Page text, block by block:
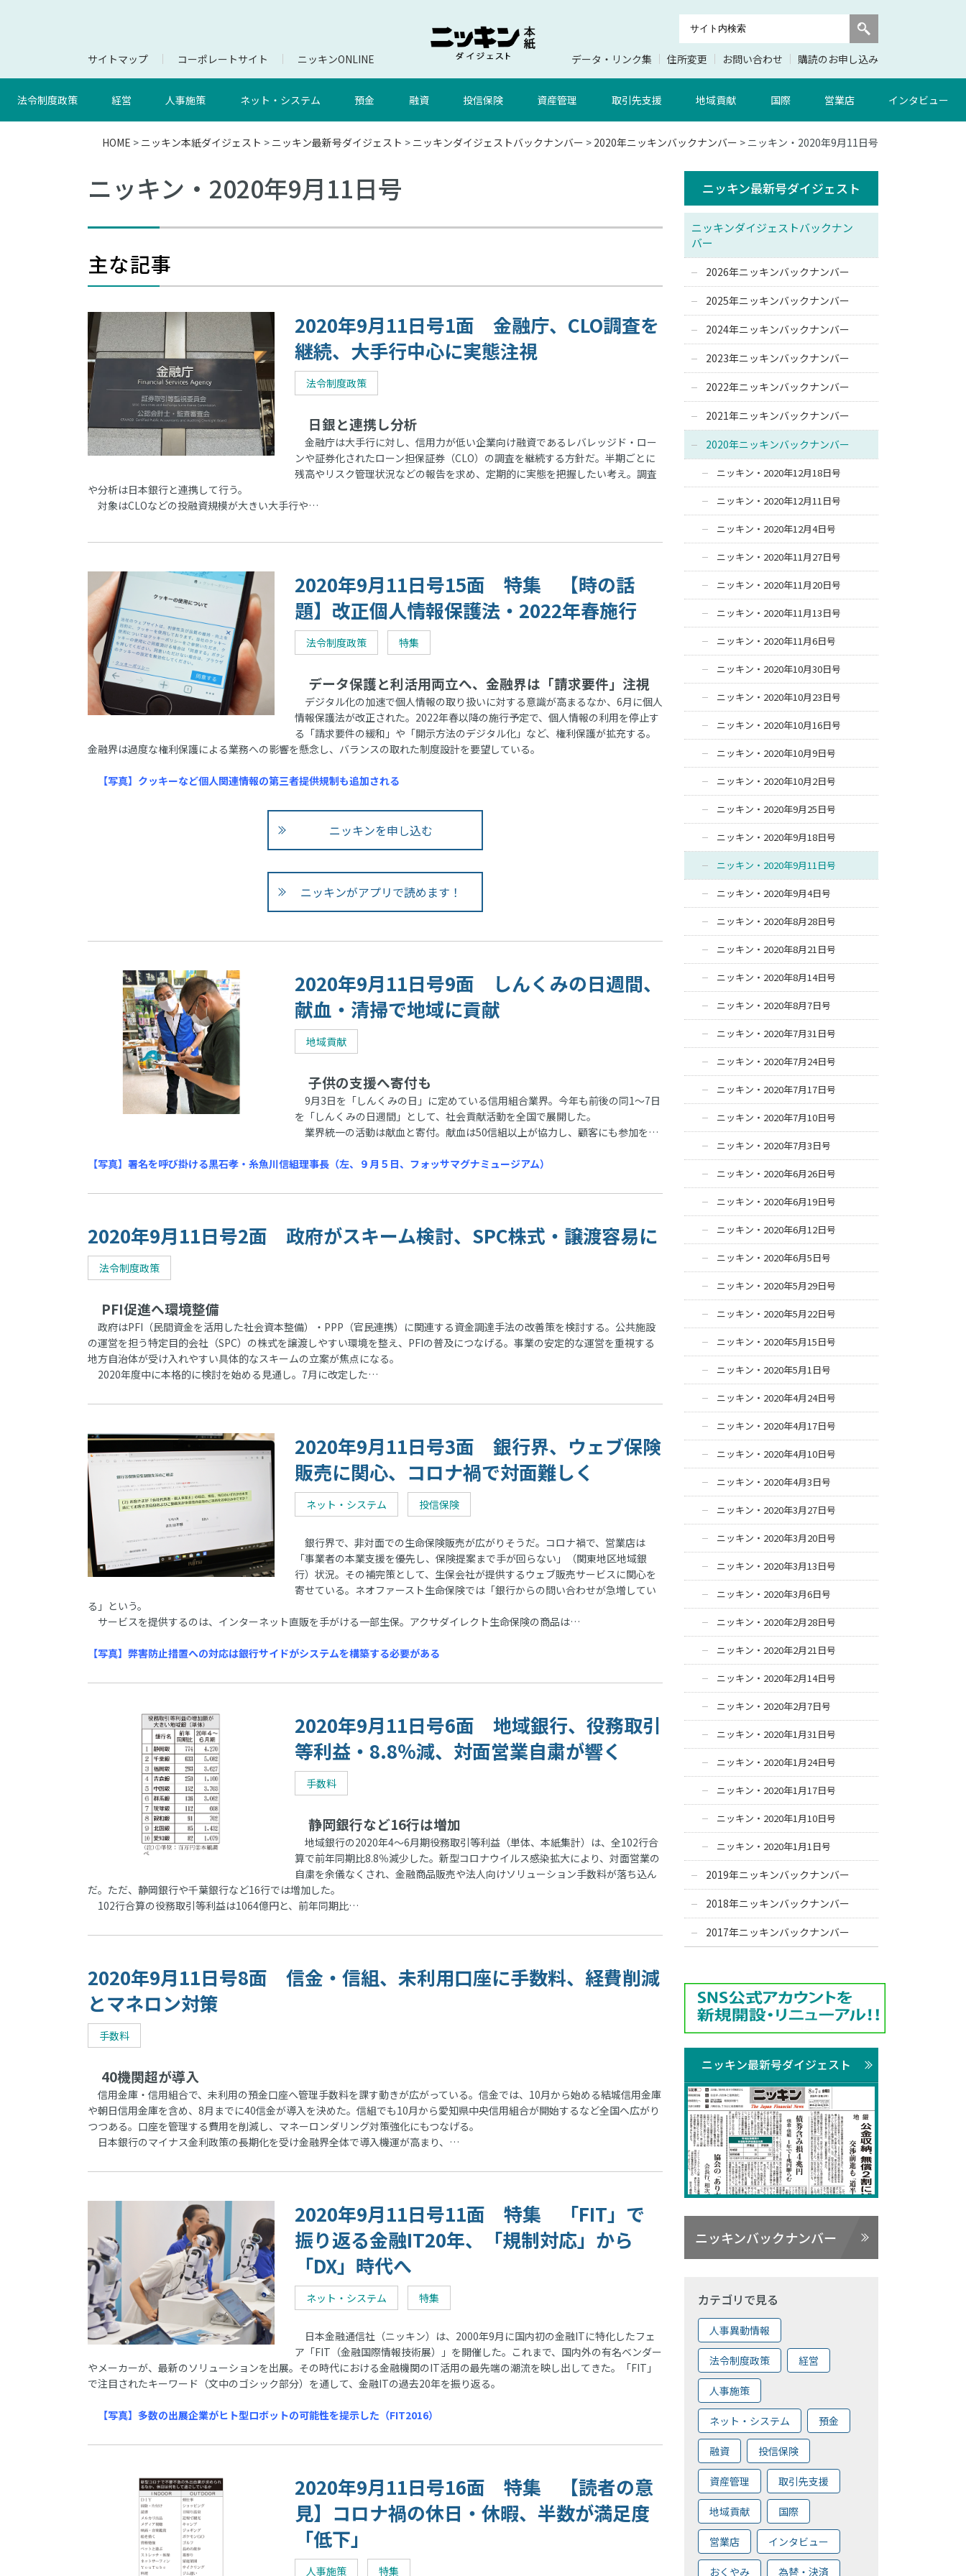
サイトマップ コーポレートサイト ニッキンONLINE データ・リンク集 住所変更 お問い合わせ 購読のお申し込み
法令制度政策 経営 人事施策 ネット・システム 預金 融資 投信保険 資産管理 取引先支援 地域貢献 国際 営業店 インタビュー
HOME > ニッキン本紙ダイジェスト > ニッキン最新号ダイジェスト > ニッキンダイジェストバックナンバー > 2020年ニッキンバックナンバー > ニッキン・2020年9月11日号
ニッキン・2020年9月11日号
主な記事
2020年9月11日号1面 金融庁、CLO調査を
継続、大手行中心に実態注視
法令制度政策
日銀と連携し分析
金融庁は大手行に対し、信用力が低い企業向け融資であるレバレッジド・ロー
ンや証券化されたローン担保証券（CLO）の調査を継続する方針だ。半期ごとに
残高やリスク管理状況などの報告を求め、定期的に実態を把握したい考え。調査
や分析は日本銀行と連携して行う。
対象はCLOなどの投融資規模が大きい大手行や…
2020年9月11日号15面 特集 【時の話
題】改正個人情報保護法・2022年春施行
法令制度政策 特集
データ保護と利活用両立へ、金融界は「請求要件」注視
デジタル化の加速で個人情報の取り扱いに対する意識が高まるなか、6月に個人
情報保護法が改正された。2022年春以降の施行予定で、個人情報の利用を停止す
る「請求要件の緩和」や「開示方法のデジタル化」など、権利保護が拡充する。
金融界は過度な権利保護による業務への影響を懸念し、バランスの取れた制度設計を要望している。
【写真】クッキーなど個人関連情報の第三者提供規制も追加される
ニッキンを申し込む
ニッキンがアプリで読めます！
2020年9月11日号9面 しんくみの日週間、
献血・清掃で地域に貢献
地域貢献
子供の支援へ寄付も
9月3日を「しんくみの日」に定めている信用組合業界。今年も前後の同1～7日
を「しんくみの日週間」として、社会貢献活動を全国で展開した。
業界統一の活動は献血と寄付。献血は50信組以上が協力し、顧客にも参加を…
【写真】署名を呼び掛ける黒石孝・糸魚川信組理事長（左、９月５日、フォッサマグナミュージアム）
2020年9月11日号2面 政府がスキーム検討、SPC株式・譲渡容易に
法令制度政策
PFI促進へ環境整備
政府はPFI（民間資金を活用した社会資本整備）・PPP（官民連携）に関連する資金調達手法の改善策を検討する。公共施設
の運営を担う特定目的会社（SPC）の株式を譲渡しやすい環境を整え、PFIの普及につなげる。事業の安定的な運営を重視する
地方自治体が受け入れやすい具体的なスキームの立案が焦点になる。
2020年度中に本格的に検討を始める見通し。7月に改定した…
2020年9月11日号3面 銀行界、ウェブ保険
販売に関心、コロナ禍で対面難しく
ネット・システム 投信保険
銀行界で、非対面での生命保険販売が広がりそうだ。コロナ禍で、営業店は
「事業者の本業支援を優先し、保険提案まで手が回らない」（関東地区地域銀
行）状況。その補完策として、生保会社が提供するウェブ販売サービスに関心を
寄せている。ネオファースト生命保険では「銀行からの問い合わせが急増してい
る」という。
サービスを提供するのは、インターネット直販を手がける一部生保。アクサダイレクト生命保険の商品は…
【写真】弊害防止措置への対応は銀行サイドがシステムを構築する必要がある
2020年9月11日号6面 地域銀行、役務取引
等利益・8.8％減、対面営業自粛が響く
手数料
静岡銀行など16行は増加
地域銀行の2020年4～6月期役務取引等利益（単体、本紙集計）は、全102行合
算で前年同期比8.8％減少した。新型コロナウイルス感染拡大により、対面営業の
自粛を余儀なくされ、金融商品販売や法人向けソリューション手数料が落ち込ん
だ。ただ、静岡銀行や千葉銀行など16行では増加した。
102行合算の役務取引等利益は1064億円と、前年同期比…
2020年9月11日号8面 信金・信組、未利用口座に手数料、経費削減
とマネロン対策
手数料
40機関超が導入
信用金庫・信用組合で、未利用の預金口座へ管理手数料を課す動きが広がっている。信金では、10月から始める結城信用金庫
や朝日信用金庫を含め、8月までに40信金が導入を決めた。信組でも10月から愛知県中央信用組合が開始するなど全国へ広がり
つつある。口座を管理する費用を削減し、マネーロンダリング対策強化にもつなげる。
日本銀行のマイナス金利政策の長期化を受け金融界全体で導入機運が高まり、…
2020年9月11日号11面 特集 「FIT」で
振り返る金融IT20年、「規制対応」から
「DX」時代へ
ネット・システム 特集
日本金融通信社（ニッキン）は、2000年9月に国内初の金融ITに特化したフェ
ア「FIT（金融国際情報技術展）」を開催した。これまで、国内外の有名ベンダー
やメーカーが、最新のソリューションを出展。その時代における金融機関のIT活用の最先端の潮流を映し出してきた。「FIT」
で注目されたキーワード（文中のゴシック部分）を通して、金融ITの過去20年を振り返る。
【写真】多数の出展企業がヒト型ロボットの可能性を提示した（FIT2016）
2020年9月11日号16面 特集 【読者の意
見】コロナ禍の休日・休暇、半数が満足度
「低下」
人事施策 特集
ニッキン最新号ダイジェスト
ニッキンダイジェストバックナン
バー
2026年ニッキンバックナンバー
2025年ニッキンバックナンバー
2024年ニッキンバックナンバー
2023年ニッキンバックナンバー
2022年ニッキンバックナンバー
2021年ニッキンバックナンバー
2020年ニッキンバックナンバー
ニッキン・2020年12月18日号
ニッキン・2020年12月11日号
ニッキン・2020年12月4日号
ニッキン・2020年11月27日号
ニッキン・2020年11月20日号
ニッキン・2020年11月13日号
ニッキン・2020年11月6日号
ニッキン・2020年10月30日号
ニッキン・2020年10月23日号
ニッキン・2020年10月16日号
ニッキン・2020年10月9日号
ニッキン・2020年10月2日号
ニッキン・2020年9月25日号
ニッキン・2020年9月18日号
ニッキン・2020年9月11日号
ニッキン・2020年9月4日号
ニッキン・2020年8月28日号
ニッキン・2020年8月21日号
ニッキン・2020年8月14日号
ニッキン・2020年8月7日号
ニッキン・2020年7月31日号
ニッキン・2020年7月24日号
ニッキン・2020年7月17日号
ニッキン・2020年7月10日号
ニッキン・2020年7月3日号
ニッキン・2020年6月26日号
ニッキン・2020年6月19日号
ニッキン・2020年6月12日号
ニッキン・2020年6月5日号
ニッキン・2020年5月29日号
ニッキン・2020年5月22日号
ニッキン・2020年5月15日号
ニッキン・2020年5月1日号
ニッキン・2020年4月24日号
ニッキン・2020年4月17日号
ニッキン・2020年4月10日号
ニッキン・2020年4月3日号
ニッキン・2020年3月27日号
ニッキン・2020年3月20日号
ニッキン・2020年3月13日号
ニッキン・2020年3月6日号
ニッキン・2020年2月28日号
ニッキン・2020年2月21日号
ニッキン・2020年2月14日号
ニッキン・2020年2月7日号
ニッキン・2020年1月31日号
ニッキン・2020年1月24日号
ニッキン・2020年1月17日号
ニッキン・2020年1月10日号
ニッキン・2020年1月1日号
2019年ニッキンバックナンバー
2018年ニッキンバックナンバー
2017年ニッキンバックナンバー
ニッキン最新号ダイジェスト
ニッキンバックナンバー
カテゴリで見る
人事異動情報
法令制度政策 経営
人事施策
ネット・システム 預金
融資 投信保険
資産管理 取引先支援
地域貢献 国際
営業店 インタビュー
おくやみ 為替・決済